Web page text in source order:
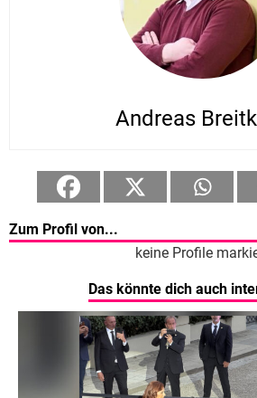
Andreas
Zum Profil von...
keine Profile
Das könnte dich auch